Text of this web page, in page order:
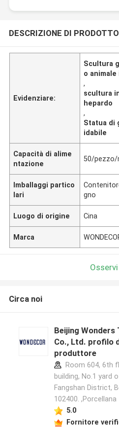
DESCRIZIONE DI PRODOTTO
Evidenziare:
Scultura
o
,
scultura
hepardo
,
Statua di
idabile
Capacità di alime
ntazione
50/pezzo/
Imballaggi partico
lari
gno
Luogo di origine Cina
Marca
Circa noi
Beijing Wonders
Co., Ltd. profilo
produttore
Room 604, 6th
building, No.1 yard
Fangshan District,
102400. ,Porcellana
5.0
Fornitore